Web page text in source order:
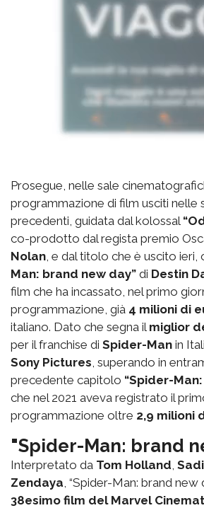
Prosegue, nelle sale
programmazione di film usciti nelle
precedenti, guidata dal kolossal
co-prodotto dal regista premio
Nolan , e dal titolo che è uscito ieri,
Man: brand new day” di Destin
film che ha incassato, nel primo
programmazione, già 4 milioni di
italiano. Dato che segna il miglior
per il franchise di Spider-Man in
Sony Pictures , superando in
precedente capitolo “Spider-
che nel 2021 aveva registrato il
programmazione oltre 2,9 milioni
"Spider-Man: brand
Interpretato da Tom Holland
Zendaya , “Spider-Man: brand new
38esimo film del Marvel